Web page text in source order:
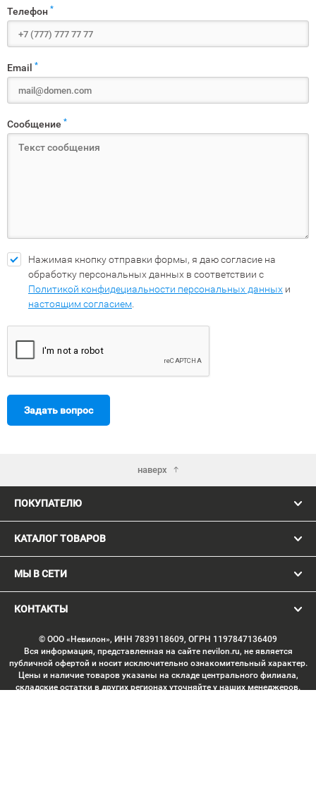
Телефон *
Email *
Сообщение *
Нажимая кнопку отправки формы, я даю согласие на
обработку персональных данных в соответствии с
Политикой конфидециальности персональных данных и
настоящим согласием
Задать вопрос
наверх
ПОКУПАТЕЛЮ
КАТАЛОГ ТОВАРОВ
МЫ В СЕТИ
КОНТАКТЫ
© ООО «Невилон», ИНН 7839118609, ОГРН 1197847136409
Вся информация, представленная на сайте nevilon.ru, не является
публичной офертой и носит исключительно ознакомительный характер.
Цены и наличие товаров указаны на складе центрального филиала,
складские остатки в других регионах уточняйте у наших менеджеров.